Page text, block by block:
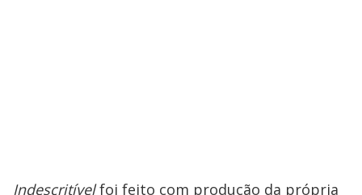
Indescritívelfoi feito com produção da própria